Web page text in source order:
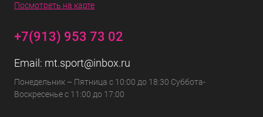
Посмотреть на карте
+7(913) 953 73 02
Email: mt.sport@inbox.ru
Понедельник – Пятница с 10:00 до 18:30 Суббота-
Воскресенье с 11:00 до 17:00